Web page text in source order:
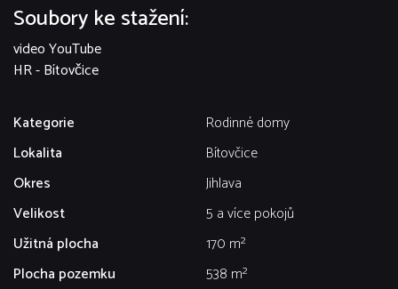
Soubory ke stažení:
video YouTube
HR - Bítovčice
Kategorie
Rodinné domy
Lokalita
Bítovčice
Okres
Jihlava
Velikost
5 a více pokojů
Užitná plocha
170 m²
Plocha pozemku
538 m²